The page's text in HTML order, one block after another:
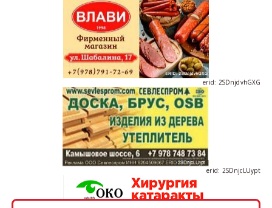
erid: 2SDnjdvhGXG